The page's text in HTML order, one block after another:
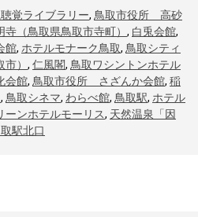
覚ライブラリー, 鳥取市役所 高砂
寺（鳥取県鳥取市寺町） , 白兎会館,
館, ホテルモナーク鳥取, 鳥取シティ
） , 仁風閣, 鳥取ワシントンホテル
会館, 鳥取市役所 さざんか会館, 稲
, 鳥取シネマ, わらべ館, 鳥取駅, ホテル
ーンホテルモーリス, 天然温泉「因
駅北口